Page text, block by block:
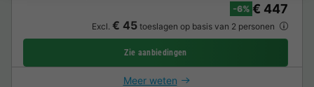
-6% € 447
Excl. € 45toeslagen op basis van 2 personen
Zie aanbiedingen
Meer weten